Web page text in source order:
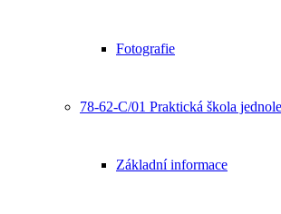
Fotografie
78-62-C/01 Praktická škola
Základní informace